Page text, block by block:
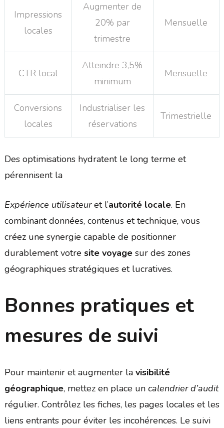
Impressions
locales
Augmenter de
20% par
trimestre
Mensuelle
CTR local
Atteindre 3,5%
minimum
Mensuelle
Conversions
locales
Industrialiser les
réservations
Trimestrielle
Des optimisations hydratent le long terme et
pérennisent la
Expérience utilisateuret l’autorité locale. En
combinant données, contenus et technique, vous
créez une synergie capable de positionner
durablement votre site voyagesur des zones
géographiques stratégiques et lucratives.
Bonnes pratiques et
mesures de suivi
Pour maintenir et augmenter la visibilité
géographique, mettez en place uncalendrier d’audit
régulier. Contrôlez les fiches, les pages locales et les
liens entrants pour éviter les incohérences. Le suivi